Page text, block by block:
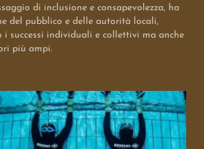
di inclusione e consapevolezza, ha
del pubblico e delle autorità locali,
i successi individuali e collettivi ma anche
più ampi.